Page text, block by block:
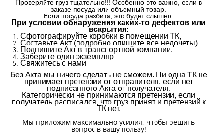
Проверяйте груз тщательно!!! Особенно это важно, если в
заказе посуда или объемный товар.
Если посуда разбита, это будет слышно.
При условии обнаружения каких-то дефектов или
вскрытия:
Сфотографируйте коробки в помещении ТК,
Составьте Акт (подробно опишите все недочеты).
Подпишите Акт в транспортной компании.
Заберите один экземпляр
Свяжитесь с нами
Без Акта мы ничего сделать не сможем. Ни одна ТК не
принимает претензии от отправителя, если нет
подписанного Акта от получателя.
Категорически не принимаются претензии, если
получатель расписался, что груз принят и претензий к
ТК нет.
Мы приложим максимально усилия, чтобы решить
вопрос в вашу пользу!